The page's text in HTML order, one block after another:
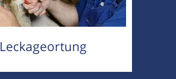
Leckageortung